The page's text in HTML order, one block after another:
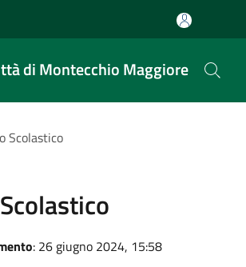
di Montecchio Maggiore
Scolastico
: 26 giugno 2024, 15:58